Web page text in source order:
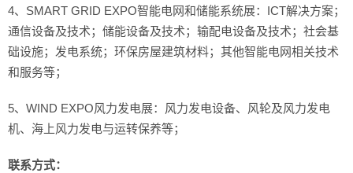
4、SMART GRID EXPO智能电网和储能系统展：ICT解决方案；
通信设备及技术；储能设备及技术；输配电设备及技术；社会基
础设施；发电系统；环保房屋建筑材料；其他智能电网相关技术
和服务等；
5、WIND EXPO风力发电展：风力发电设备、风轮及风力发电
机、海上风力发电与运转保养等；
联系方式：